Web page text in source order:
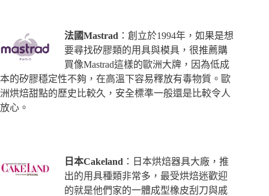
法國Mastrad ：創立於1994年，如果是想
要尋找矽膠類的用具與模具，很推薦購
買像Mastrad這樣的歐洲大牌，因為低成
本的矽膠穩定性不夠，在高溫下容易釋放有毒物質。歐
洲烘焙甜點的歷史比較久，安全標準一般還是比較令人
放心。
日本Cakeland ：日本烘焙器具大廠，推
出的用具種類非常多，最受烘焙迷歡迎
的就是他們家的一體成型橡皮刮刀與戚